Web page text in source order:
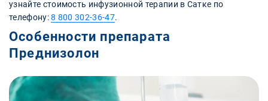
узнайте стоимость инфузионной терапии в Сатке по
телефону:8 800 302-36-47.
Особенности препарата
Преднизолон